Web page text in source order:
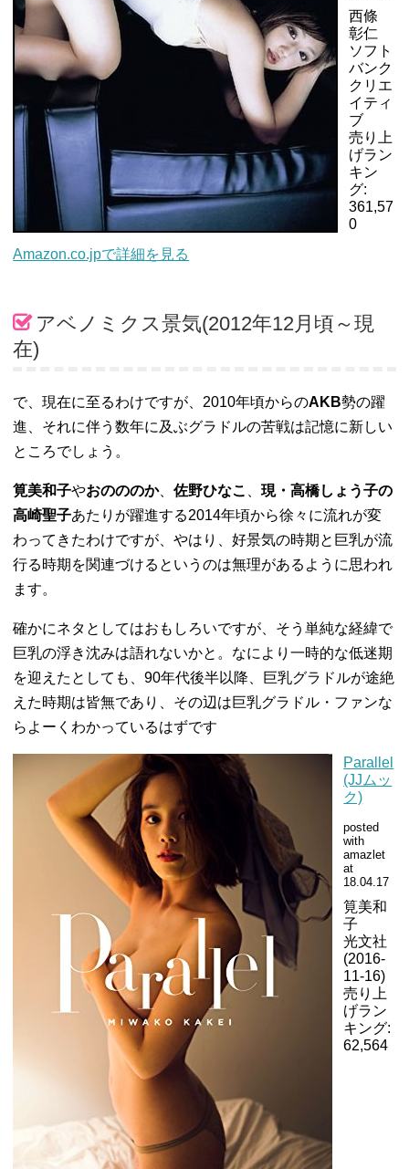
西條
彰仁
ソフト
バンク
クリエ
イティ
ブ
売り上
げラン
キン
グ:
361,57
0
Amazon.co.jpで詳細を見る
アベノミクス景気(2012年12月頃～現
在)
で、現在に至るわけですが、2010年頃からのAKB勢の躍
進、それに伴う数年に及ぶグラドルの苦戦は記憶に新しい
ところでしょう。
筧美和子やおのののか、佐野ひなこ 、現・高橋しょう子の
高崎聖子あたりが躍進する2014年頃から徐々に流れが変
わってきたわけですが、やはり、好景気の時期と巨乳が流
行る時期を関連づけるというのは無理があるように思われ
ます。
確かにネタとしてはおもしろいですが、そう単純な経緯で
巨乳の浮き沈みは語れないかと。なにより一時的な低迷期
を迎えたとしても、90年代後半以降、巨乳グラドルが途絶
えた時期は皆無であり、その辺は巨乳グラドル・ファンな
らよーくわかっているはずです
Parallel
(JJムッ
ク)
posted
with
amazlet
at
18.04.17
筧美和
子
光文社
(2016-
11-16)
売り上
げラン
キング:
62,564